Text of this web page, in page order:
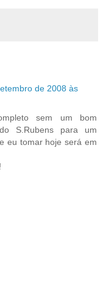
de 2008 às
sem um bom
S.Rubens para um
eu tomar hoje será em